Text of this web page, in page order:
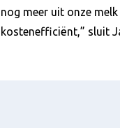
nog meer uit onze
kostenefficiënt,” sluit